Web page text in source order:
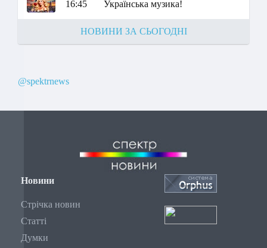
16:45 Українська музика!
НОВИНИ ЗА СЬОГОДНІ
@spektrnews
Новини
Стрічка новин
Статті
Думки